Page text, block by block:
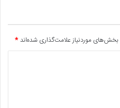
بخش‌های موردنیاز علامت‌گذاری شده‌اند*